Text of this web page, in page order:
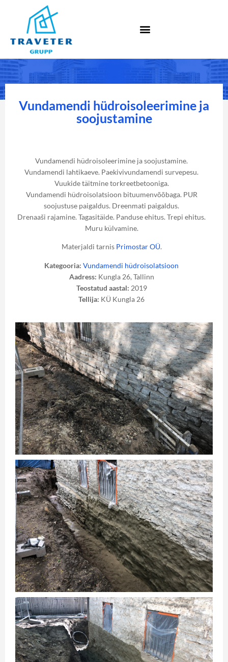
Vundamendi hüdroisoleerimine ja
soojustamine
Vundamendi hüdroisoleerimine ja soojustamine.
Vundamendi lahtikaeve. Paekivivundamendi survepesu.
Vuukide täitmine torkreetbetooniga.
Vundamendi hüdroisolatsioon bituumenvõõbaga. PUR
soojustuse paigaldus. Dreenmati paigaldus.
Drenaaši rajamine. Tagasitäide. Panduse ehitus. Trepi ehitus.
Muru külvamine.
Materjaldi tarnis Primostar OÜ.
Kategooria: Vundamendi hüdroisolatsioon
Aadress: Kungla 26, Tallinn
Teostatud aastal: 2019
Tellija: KÜ Kungla 26